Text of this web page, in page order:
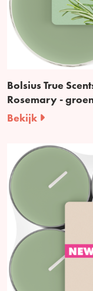
Bolsius True
Rosemary -
Bekijk